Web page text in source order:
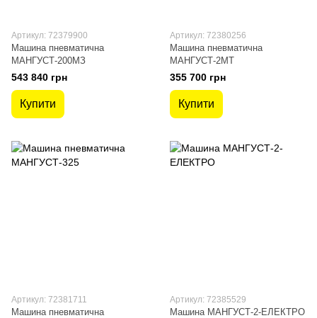
Артикул: 72379900
Машина пневматична
МАНГУСТ-200МЗ
543 840 грн
Купити
Артикул: 72380256
Машина пневматична
МАНГУСТ-2МТ
355 700 грн
Купити
Артикул: 72381711
Машина пневматична
Артикул: 72385529
Машина МАНГУСТ-2-ЕЛЕКТРО